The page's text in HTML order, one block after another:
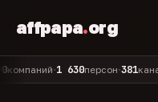
affpapa.org
•1 630персон•381каналов